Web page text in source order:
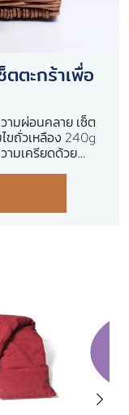
ตะกร้าเพื่อ
ามผ่อนคลาย เซ็ต
ขถั่วเหลือง 240g
ามเครียดด้วย
รปวดศีรษะจาก
ตาแห้ง ตาบวม
กนนิค 100% หอม